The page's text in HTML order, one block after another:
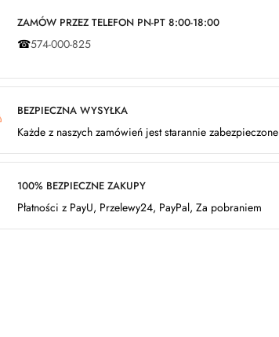
ZAMÓW PRZEZ TELEFON PN-PT 8:00-18:00
☎574-000-825
BEZPIECZNA WYSYŁKA
Każde z naszych zamówień jest starannie zabezpieczone
100% BEZPIECZNE ZAKUPY
Płatności z PayU, Przelewy24, PayPal, Za pobraniem